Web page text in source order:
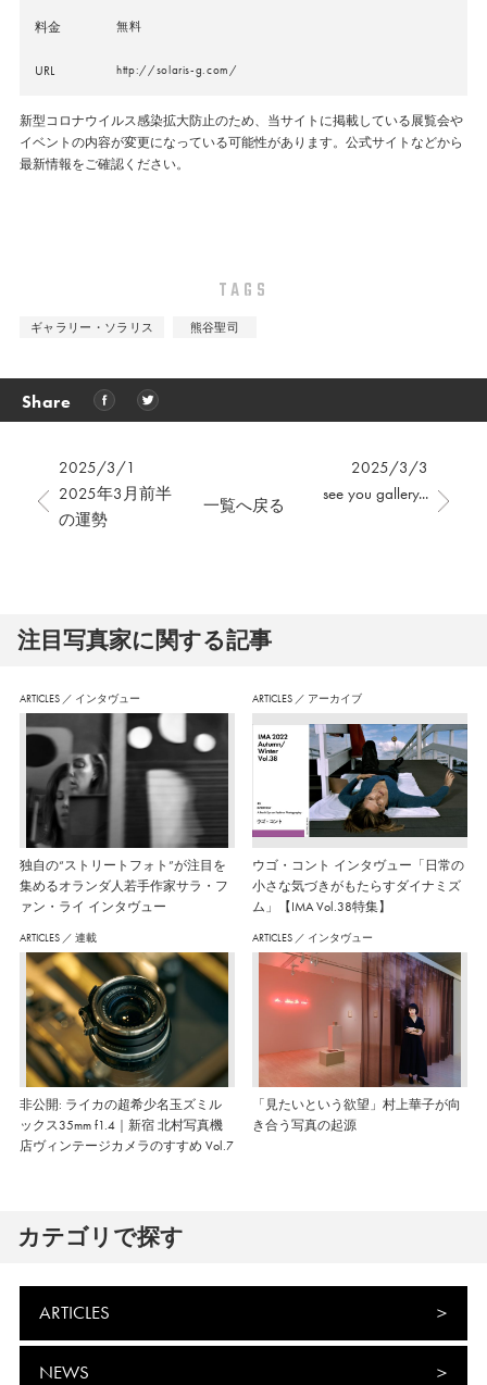
料金 無料
URL http://solaris-g.com/
新型コロナウイルス感染拡大防止のため、当サイトに掲載している展覧会や
イベントの内容が変更になっている可能性があります。公式サイトなどから
最新情報をご確認ください。
TAGS
ギャラリー・ソラリス 熊谷聖司
Share
2025/3/1
2025年3月前半
の運勢
2025/3/3
see you gallery...
一覧へ戻る
注⽬写真家に関する記事
ARTICLES ／ インタヴュー
独自の“ストリートフォト”が注目を
集めるオランダ人若手作家サラ・フ
ァン・ライ インタヴュー
ARTICLES ／ アーカイブ
ウゴ・コント インタヴュー「日常の
小さな気づきがもたらすダイナミズ
ム」【IMA Vol.38特集】
ARTICLES ／ 連載
非公開: ライカの超希少名玉ズミル
ックス35mm f1.4｜新宿 北村写真機
店ヴィンテージカメラのすすめ Vol.7
ARTICLES ／ インタヴュー
「見たいという欲望」村上華子が向
き合う写真の起源
カテゴリで探す
ARTICLES
NEWS